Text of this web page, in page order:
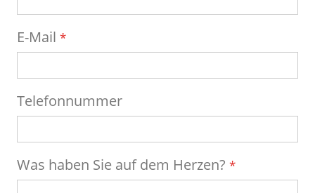
E-Mail
Telefonnummer
Was haben Sie auf dem Herzen?